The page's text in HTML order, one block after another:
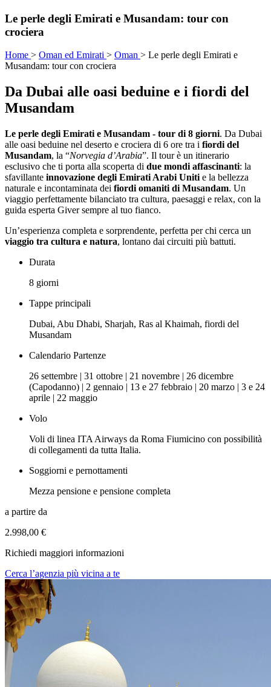
Le perle degli Emirati e Musandam: tour con
crociera
Home > Oman ed Emirati > Oman > Le perle degli Emirati e
Musandam: tour con crociera
Da Dubai alle oasi beduine e i fiordi del
Musandam
Le perle degli Emirati e Musandam - tour di 8 giorni. Da Dubai
alle oasi beduine nel deserto e crociera di 6 ore tra i fiordi del
Musandam, la “Norvegia d’Arabia”. Il tour è un itinerario
esclusivo che ti porta alla scoperta di due mondi affascinanti: la
sfavillante innovazione degli Emirati Arabi Uniti e la bellezza
naturale e incontaminata dei fiordi omaniti di Musandam. Un
viaggio perfettamente bilanciato tra cultura, paesaggi e relax, con la
guida esperta Giver sempre al tuo fianco.
Un’esperienza completa e sorprendente, perfetta per chi cerca un
viaggio tra cultura e natura, lontano dai circuiti più battuti.
Durata
8 giorni
Tappe principali
Dubai, Abu Dhabi, Sharjah, Ras al Khaimah, fiordi del
Musandam
Calendario Partenze
26 settembre | 31 ottobre | 21 novembre | 26 dicembre
(Capodanno) | 2 gennaio | 13 e 27 febbraio | 20 marzo | 3 e 24
aprile | 22 maggio
Volo
Voli di linea ITA Airways da Roma Fiumicino con possibilità
di collegamenti da tutta Italia.
Soggiorni e pernottamenti
Mezza pensione e pensione completa
a partire da
2.998,00 €
Richiedi maggiori informazioni
Cerca l’agenzia più vicina a te